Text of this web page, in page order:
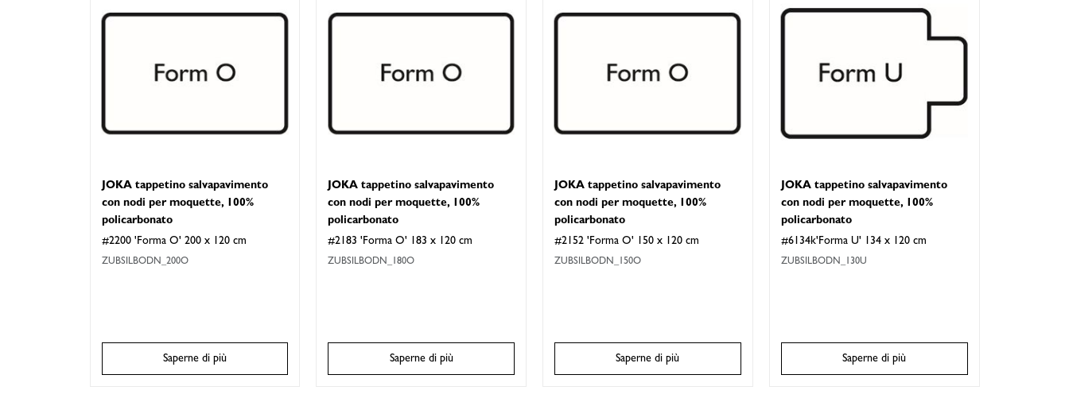
JOKA tappetino salvapavimento
con nodi per moquette, 100%
policarbonato
#2200 'Forma O' 200 x 120 cm
ZUBSILBODN_200O
Saperne di più
JOKA tappetino salvapavimento
con nodi per moquette, 100%
policarbonato
#2183 'Forma O' 183 x 120 cm
ZUBSILBODN_180O
Saperne di più
JOKA tappetino salvapavimento
con nodi per moquette, 100%
policarbonato
#2152 'Forma O' 150 x 120 cm
ZUBSILBODN_150O
Saperne di più
JOKA tappetino salvapavimento
con nodi per moquette, 100%
policarbonato
#6134k'Forma U' 134 x 120 cm
ZUBSILBODN_130U
Saperne di più